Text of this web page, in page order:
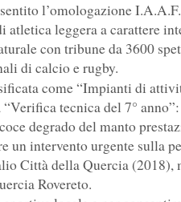
l’omologazione
leggera a carattere
con tribune da 3600
di calcio e rugby.
come “Impianti di
tecnica del 7°
degrado del manto
un intervento urgente sulla
Città della Quercia (2018),
Rovereto.